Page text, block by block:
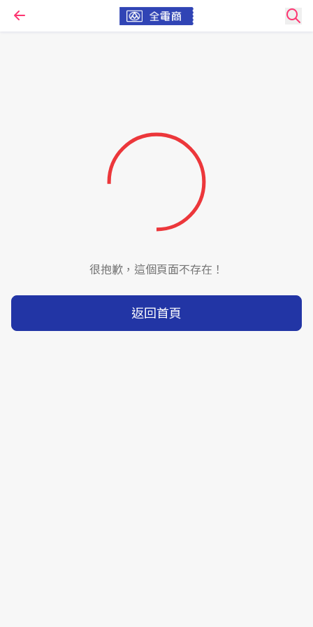
很抱歉，這個頁面不存在！
返回首頁